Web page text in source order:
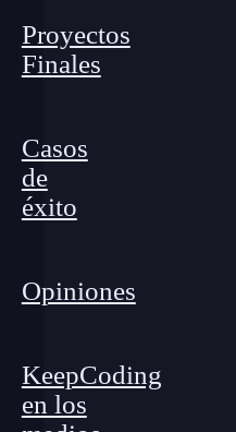
Proyectos
Finales
Casos
de
éxito
Opiniones
KeepCoding
en los